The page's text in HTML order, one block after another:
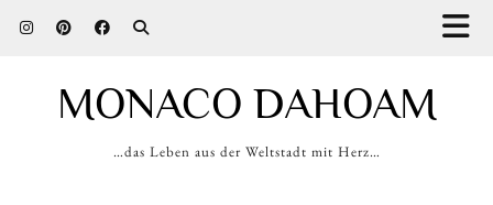
MONACO DAHOAM
…das Leben aus der Weltstadt mit Herz…